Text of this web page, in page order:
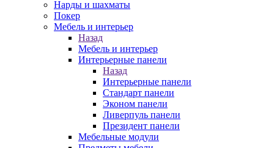
Нарды и шахматы
Покер
Мебель и интерьер
Назад
Мебель и интерьер
Интерьерные панели
Назад
Интерьерные панели
Стандарт панели
Эконом панели
Ливерпуль панели
Президент панели
Мебельные модули